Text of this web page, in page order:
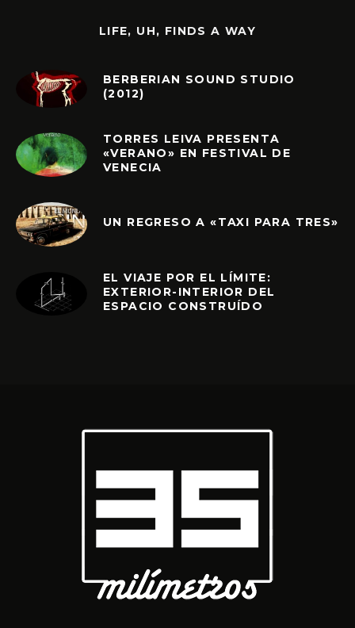
LIFE, UH, FINDS A WAY
BERBERIAN SOUND STUDIO
(2012)
TORRES LEIVA PRESENTA
«VERANO» EN FESTIVAL DE
VENECIA
UN REGRESO A «TAXI PARA TRES»
EL VIAJE POR EL LÍMITE:
EXTERIOR-INTERIOR DEL
ESPACIO CONSTRUÍDO